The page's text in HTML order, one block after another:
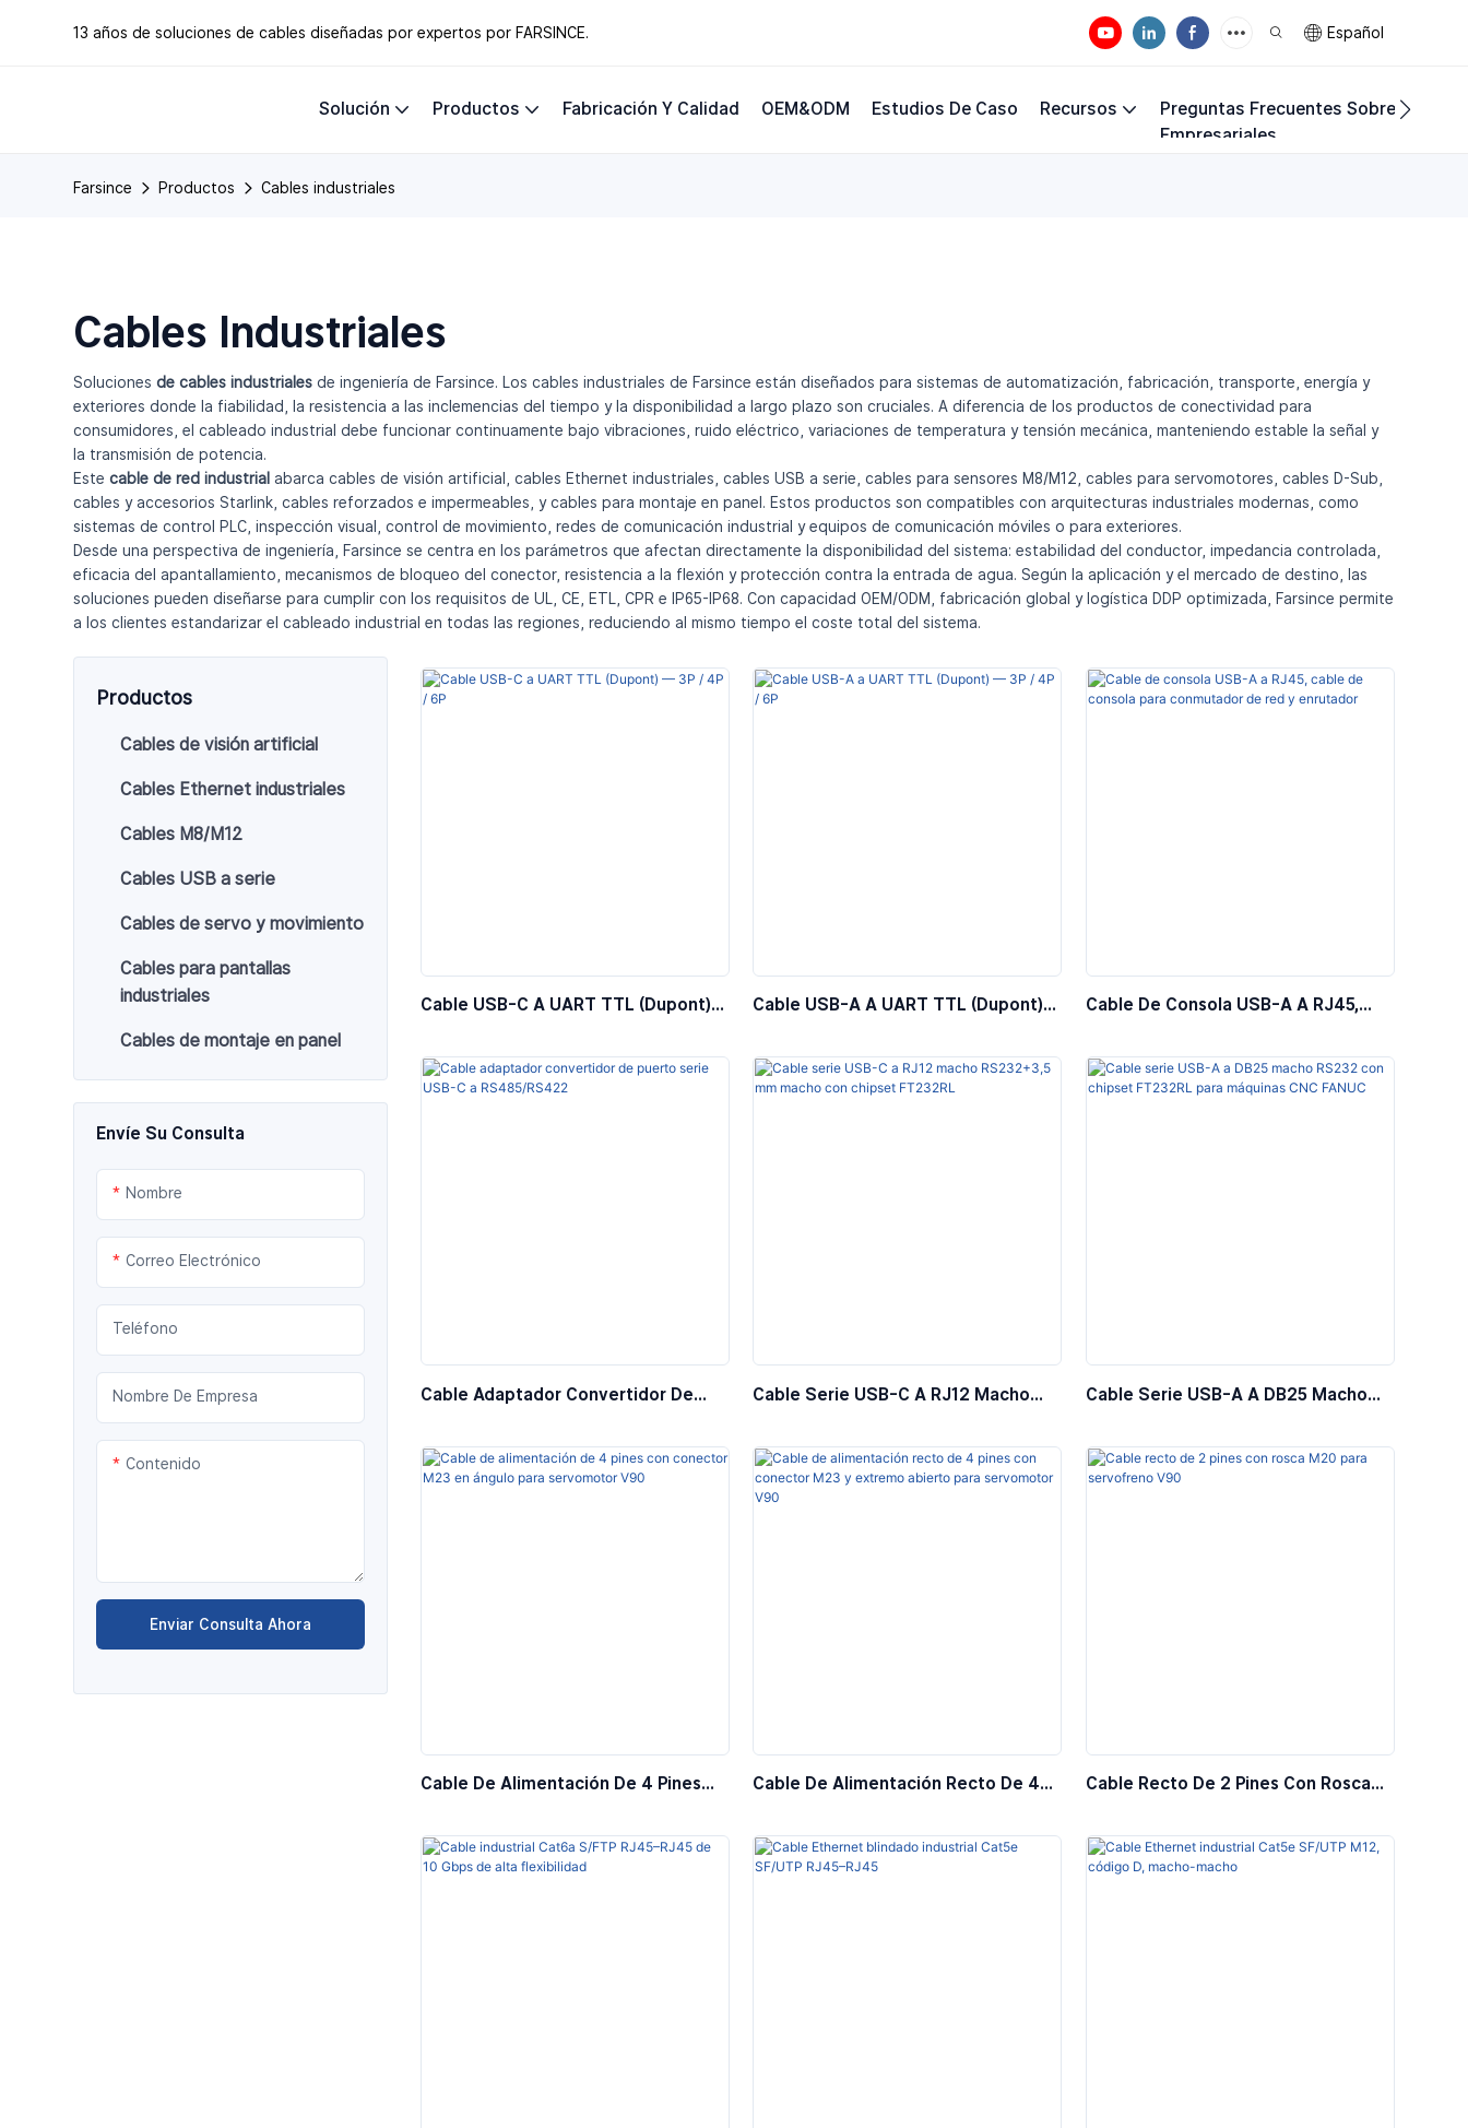
13 años de soluciones de cables diseñadas por expertos por FARSINCE. Español
Solución Productos Fabricación Y Calidad OEM&ODM Estudios De Caso Recursos
Preguntas Frecuentes Sobre Los
Empresariales
Farsince Productos Cables industriales
Cables Industriales
Solucionesde cables industriales de ingeniería de Farsince. Los cables industriales de Farsince están diseñados para sistemas de automatización, fabricación, transporte, energía y
exteriores donde la fiabilidad, la resistencia a las inclemencias del tiempo y la disponibilidad a largo plazo son cruciales. A diferencia de los productos de conectividad para
consumidores, el cableado industrial debe funcionar continuamente bajo vibraciones, ruido eléctrico, variaciones de temperatura y tensión mecánica, manteniendo estable la señal y
la transmisión de potencia.
Estecable de red industrial abarca cables de visión artificial, cables Ethernet industriales, cables USB a serie, cables para sensores M8/M12, cables para servomotores, cables D-Sub,
cables y accesorios Starlink, cables reforzados e impermeables, y cables para montaje en panel. Estos productos son compatibles con arquitecturas industriales modernas, como
sistemas de control PLC, inspección visual, control de movimiento, redes de comunicación industrial y equipos de comunicación móviles o para exteriores.
Desde una perspectiva de ingeniería, Farsince se centra en los parámetros que afectan directamente la disponibilidad del sistema: estabilidad del conductor, impedancia controlada,
eficacia del apantallamiento, mecanismos de bloqueo del conector, resistencia a la flexión y protección contra la entrada de agua. Según la aplicación y el mercado de destino, las
soluciones pueden diseñarse para cumplir con los requisitos de UL, CE, ETL, CPR e IP65-IP68. Con capacidad OEM/ODM, fabricación global y logística DDP optimizada, Farsince permite
a los clientes estandarizar el cableado industrial en todas las regiones, reduciendo al mismo tiempo el coste total del sistema.
Productos
Cables de visión artificial
Cables Ethernet industriales
Cables M8/M12
Cables USB a serie
Cables de servo y movimiento
Cables para pantallas
industriales
Cables de montaje en panel
Envíe Su Consulta
Nombre
Correo Electrónico
Teléfono
Nombre De Empresa
Contenido
Enviar Consulta Ahora
Cable USB-C A UART TTL (Dupont)
Cable USB-A A UART TTL (Dupont)
Cable De Consola USB-A A RJ45,
De Red Y Enrutador
Cable Adaptador Convertidor De
Cable Serie USB-C A RJ12 Macho
FT232RL
Cable Serie USB-A A DB25 Macho
Máquinas CNC FANUC
Cable De Alimentación De 4 Pines
Servomotor V90
Cable De Alimentación Recto De 4
Abierto Para Servomotor V90
Cable Recto De 2 Pines Con Rosca